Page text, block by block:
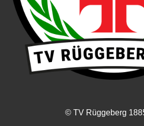
© TV Rüggeberg